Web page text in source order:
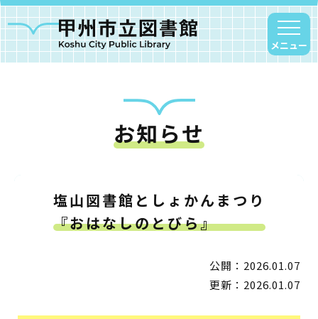
メニュー
お知らせ
塩山図書館としょかんまつり
『おはなしのとびら』
公開：2026.01.07
更新：2026.01.07
甲州市図書館について
塩山図書館
大和図書館
甘草屋敷子ども図書館